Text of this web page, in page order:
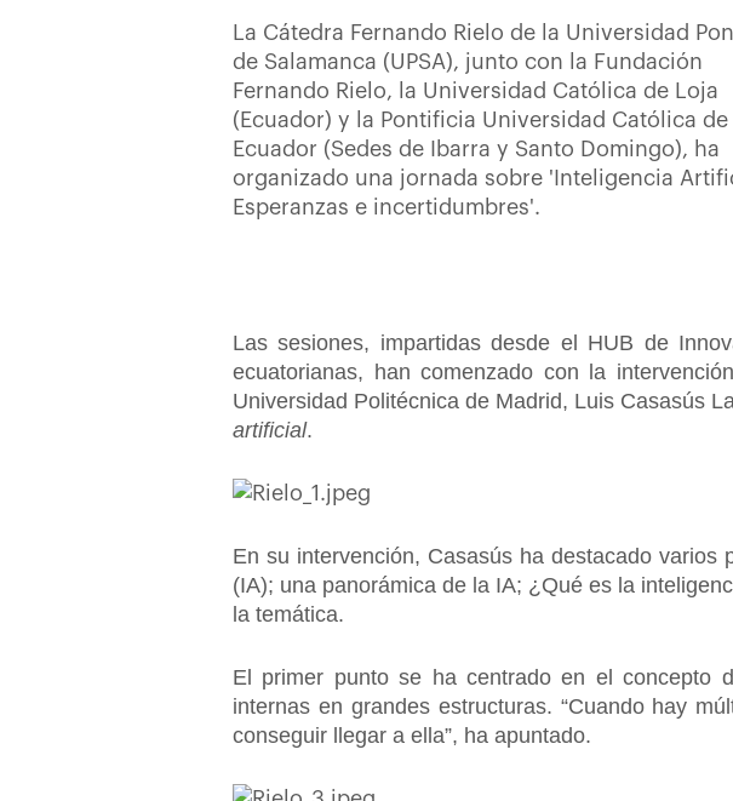
La Cátedra Fernando Rielo de la Universidad
de Salamanca (UPSA), junto con la Fundación
Fernando Rielo, la Universidad Católica de Loja
(Ecuador) y la Pontificia Universidad Católica de
Ecuador (Sedes de Ibarra y Santo Domingo), ha
organizado una jornada sobre 'Inteligencia
Esperanzas e incertidumbres'.
Las sesiones, impartidas desde el HUB de
ecuatorianas, han comenzado con la
Universidad Politécnica de Madrid, Luis Casasús
artificial.
En su intervención, Casasús ha destacado varios
(IA); una panorámica de la IA; ¿Qué es la
la temática.
El primer punto se ha centrado en el concepto
internas en grandes estructuras. “Cuando hay
conseguir llegar a ella”, ha apuntado.